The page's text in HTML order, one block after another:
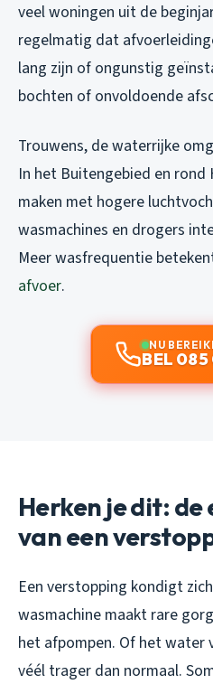
veel woningen uit de
regelmatig dat
lang zijn of ongunstig
bochten of onvoldoende
Trouwens, de waterrijke
In het Buitengebied en rond
maken met hogere
wasmachines en drogers
Meer wasfrequentie
afvoer.
NU
BEL 085
Herken je dit:
van een
Een verstopping kondigt
wasmachine maakt rare
het afpompen. Of het
véél trager dan normaal.